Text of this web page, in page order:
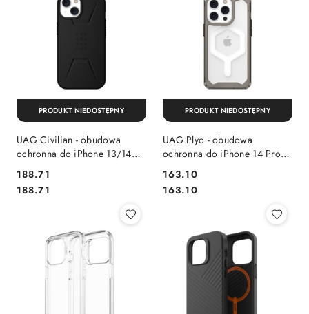
UAG Civilian - obudowa
ochronna do iPhone 13/14
(black)
Cena:
188.71
Cena:
188.71
PRODUKT NIEDOSTĘPNY
UAG Plyo - obudowa
ochronna do iPhone 14 Pro
[mto]
Cena:
163.10
Cena:
163.10
PRODUKT NIEDOSTĘPNY